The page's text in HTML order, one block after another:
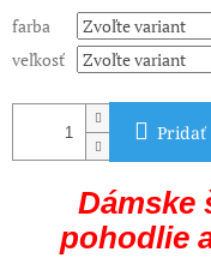
farba
veľkosť
Pridať
Dámske
pohodlie